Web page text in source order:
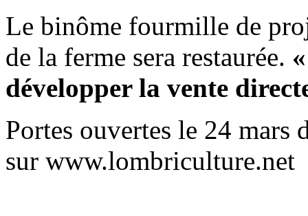
Le binôme fourmille de
de la ferme sera restaurée.
développer la vente
Portes ouvertes le 24 mars
sur www.lombriculture.net